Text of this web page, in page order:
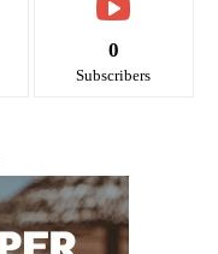
0
Subscribers